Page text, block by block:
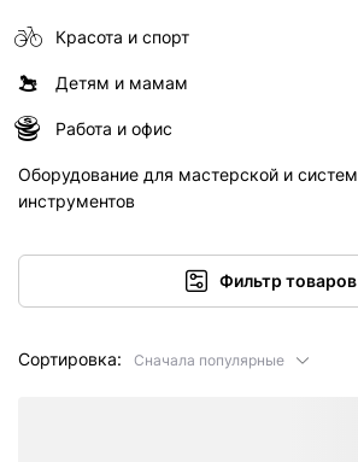
Красота и спорт
Детям и мамам
Работа и офис
Оборудование для мастерской и
инструментов
Фильтр товаров
Сортировка: Сначала популярные